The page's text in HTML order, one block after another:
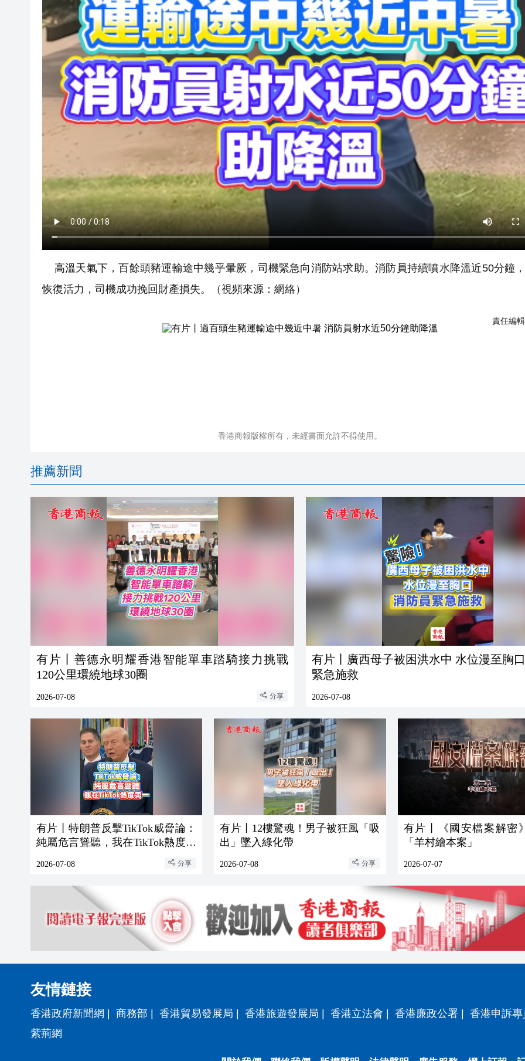
高溫天氣下，百餘頭豬運輸途中幾乎暈厥，司機緊急向消防站求助。消防員持續噴水降溫近50分鐘
恢復活力，司機成功挽回財產損失。（視頻來源：網絡）
責任編
香港商報版權所有，未經書面允許不得使用。
推薦新聞
有片丨善德永明耀香港智能單車踏騎接力挑戰
120公里環繞地球30圈
2026-07-08 分享
有片丨廣西母子被困洪水中 水位漫至胸
緊急施救
2026-07-08
有片丨特朗普反擊TikTok威脅論：
純屬危言聳聽，我在TikTok熱度第
2026-07-08 分享
有片丨12樓驚魂！男子被狂風「吸
出」墜入綠化帶
2026-07-08 分享
有片丨《國安檔案解密
「羊村繪本案」
2026-07-07
友情鏈接
香港政府新聞網 商務部 香港貿易發展局 香港旅遊發展局 香港立法會 香港廉政公署
香港申訴
紫荊網